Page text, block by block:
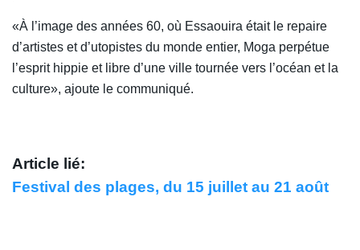
«À l’image des années 60, où Essaouira était le repaire
d’artistes et d’utopistes du monde entier, Moga perpétue
l’esprit hippie et libre d’une ville tournée vers l’océan et la
culture», ajoute le communiqué.
Article lié:
Festival des plages, du 15 juillet au 21 août